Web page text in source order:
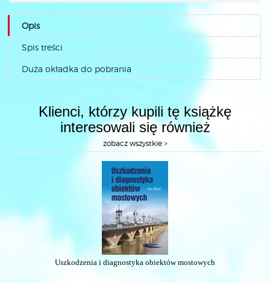
Opis
Spis treści
Duża okładka do pobrania
Klienci, którzy kupili tę książkę
interesowali się również
zobacz wszystkie >
Uszkodzenia i diagnostyka obiektów mostowych